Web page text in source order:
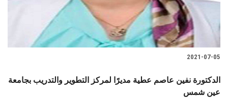
2021-07-05
الدكتورة نفين عاصم عطية مديرًا لمركز التطوير والتدريب بجامعة
عين شمس